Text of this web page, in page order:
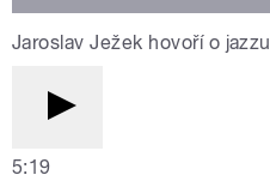
Jaroslav Ježek hovoří o jazzu
5:19